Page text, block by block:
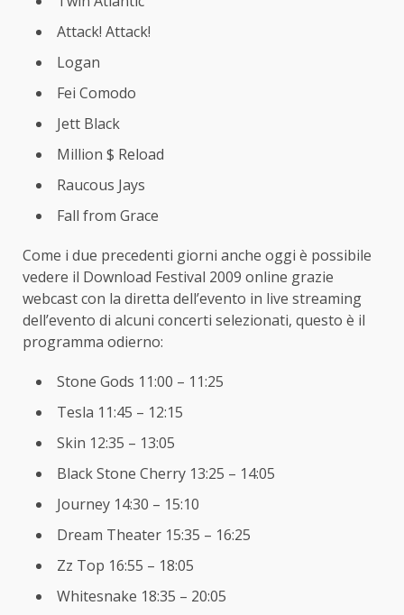
Attack! Attack!
Logan
Fei Comodo
Jett Black
Million $ Reload
Raucous Jays
Fall from Grace
Come i due precedenti giorni anche oggi è possibile
vedere il Download Festival 2009 online grazie
webcast con la diretta dell’evento in live streaming
dell’evento di alcuni concerti selezionati, questo è il
programma odierno:
Stone Gods 11:00 – 11:25
Tesla 11:45 – 12:15
Skin 12:35 – 13:05
Black Stone Cherry 13:25 – 14:05
Journey 14:30 – 15:10
Dream Theater 15:35 – 16:25
Zz Top 16:55 – 18:05
Whitesnake 18:35 – 20:05